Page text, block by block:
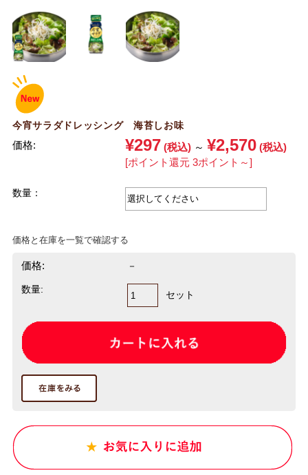
今宵サラダドレッシング 海苔しお味
価格: ¥297 (税込) ～ ¥2,570 (税込)
[ポイント還元 3ポイント～]
数量：
価格と在庫を一覧で確認する
価格: －
数量: セット